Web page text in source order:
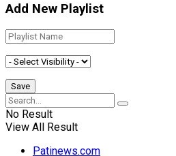
Add New Playlist
No Result
View All Result
Patinews.com